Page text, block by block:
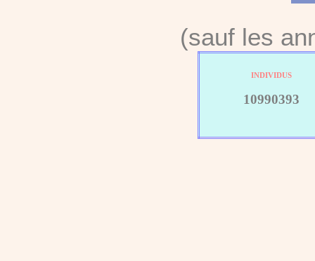
(sauf les
INDIVIDUS
10990393